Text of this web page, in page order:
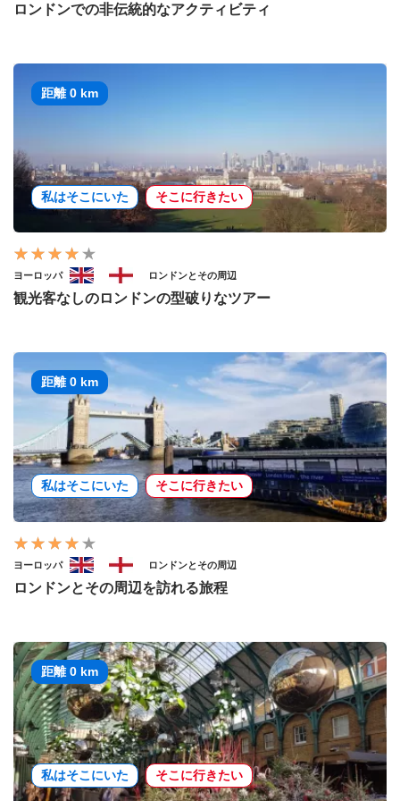
ロンドンでの非伝統的なアクティビティ
距離 0 km
私はそこにいた そこに行きたい
ヨーロッパ ロンドンとその周辺
観光客なしのロンドンの型破りなツアー
距離 0 km
私はそこにいた そこに行きたい
ヨーロッパ ロンドンとその周辺
ロンドンとその周辺を訪れる旅程
距離 0 km
私はそこにいた そこに行きたい